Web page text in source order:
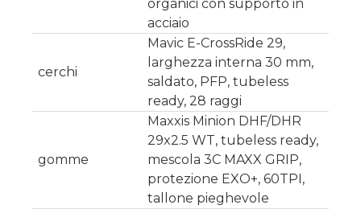
organici con supporto in
acciaio
cerchi
Mavic E-CrossRide 29,
larghezza interna 30 mm,
saldato, PFP, tubeless
ready, 28 raggi
gomme
Maxxis Minion DHF/DHR
29x2.5 WT, tubeless ready,
mescola 3C MAXX GRIP,
protezione EXO+, 60TPI,
tallone pieghevole